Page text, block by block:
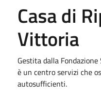
Casa di
Vittoria
Gestita dalla
è un centro servizi che
autosufficienti.